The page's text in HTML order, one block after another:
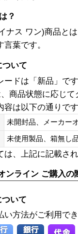
？
ナス ワン)商品と
葉です。
ついて
ードは「新品」です
商品状態に応じ
容は以下の通りで
未開封品、メーカー
未使用製品、箱無
は、上記に記載さ
ンライン ご購入の
いて
い方法がご利用で